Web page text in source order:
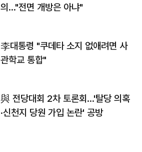
의…"전면 개방은 아냐"
李대통령 "쿠데타 소지 없애려면 사
관학교 통합"
與 전당대회 2차 토론회…'탈당 의혹
·신천지 당원 가입 논란' 공방